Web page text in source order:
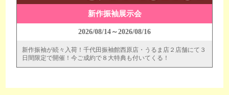
新作振袖展示会
2026/08/14～2026/08/16
新作振袖が続々入荷！千代田振袖館西原店・うるま店２店舗にて３
日間限定で開催！今ご成約で８大特典も付いてくる！